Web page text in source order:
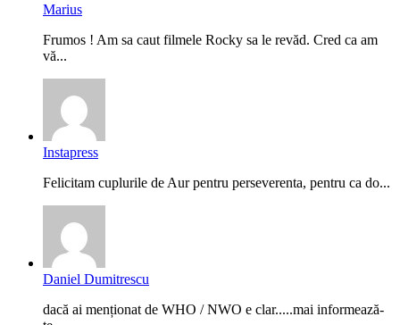
Marius
Frumos ! Am sa caut filmele Rocky sa le revăd. Cred ca am
vă...
Instapress
Felicitam cuplurile de Aur pentru perseverenta, pentru ca do...
Daniel Dumitrescu
dacă ai menționat de WHO / NWO e clar.....mai informează-